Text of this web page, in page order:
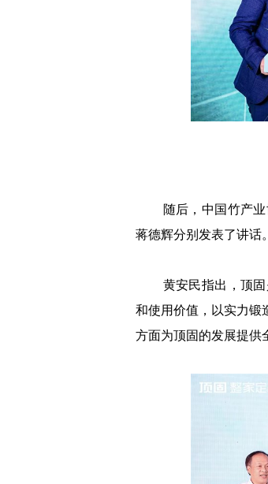
随后，中国竹产业
蒋德辉分别发表了讲话。
黄安民指出，顶固
和使用价值，以实力锻
方面为顶固的发展提供